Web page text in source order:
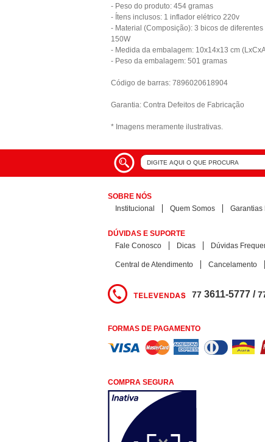
- Peso do produto: 454 gramas
- Ítens inclusos: 1 inflador elétrico 220v
- Material (Composição): 3 bicos de
150W
- Medida da embalagem: 10x14x13 cm
- Peso da embalagem: 501 gramas
Código de barras: 7896020618904
Garantia: Contra Defeitos de Fabricação
* Imagens meramente ilustrativas.
SOBRE NÓS
Institucional
Quem Somos Garantias
DÚVIDAS E SUPORTE
Fale Conosco
Dicas Dúvidas
Central de Atendimento Cancelamento
77 3611-5777 /
FORMAS DE PAGAMENTO
COMPRA SEGURA